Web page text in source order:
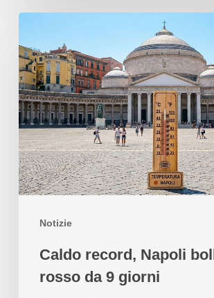
Notizie
Caldo record, Napoli
rosso da 9 giorni